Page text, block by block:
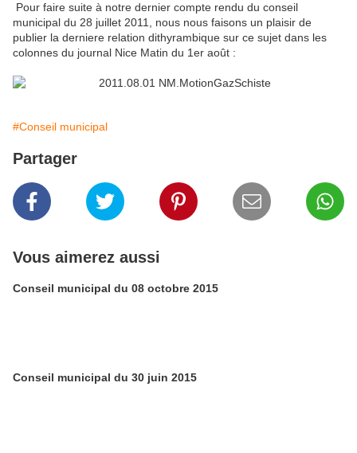
Pour faire suite à notre dernier compte rendu du conseil
municipal du 28 juillet 2011, nous nous faisons un plaisir de
publier la derniere relation dithyrambique sur ce sujet dans les
colonnes du journal Nice Matin du 1er août :
#Conseil municipal
Partager
Vous aimerez aussi
Conseil municipal du 08 octobre 2015
Conseil municipal du 30 juin 2015